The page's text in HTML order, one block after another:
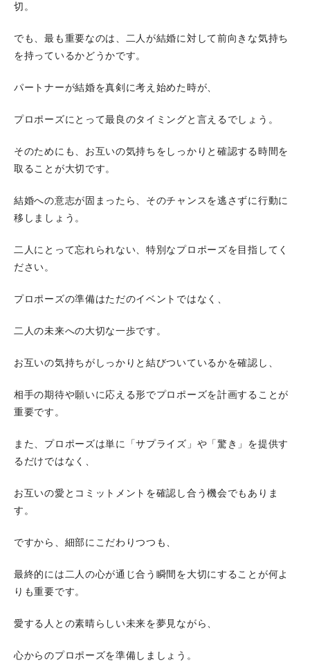
切。
でも、最も重要なのは、二人が結婚に対して前向きな気持ち
を持っているかどうかです。
パートナーが結婚を真剣に考え始めた時が、
プロポーズにとって最良のタイミングと言えるでしょう。
そのためにも、お互いの気持ちをしっかりと確認する時間を
取ることが大切です。
結婚への意志が固まったら、そのチャンスを逃さずに行動に
移しましょう。
二人にとって忘れられない、特別なプロポーズを目指してく
ださい。
プロポーズの準備はただのイベントではなく、
二人の未来への大切な一歩です。
お互いの気持ちがしっかりと結びついているかを確認し、
相手の期待や願いに応える形でプロポーズを計画することが
重要です。
また、プロポーズは単に「サプライズ」や「驚き」を提供す
るだけではなく、
お互いの愛とコミットメントを確認し合う機会でもありま
す。
ですから、細部にこだわりつつも、
最終的には二人の心が通じ合う瞬間を大切にすることが何よ
りも重要です。
愛する人との素晴らしい未来を夢見ながら、
心からのプロポーズを準備しましょう。